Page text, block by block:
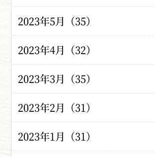
2023年5月（35）
2023年4月（32）
2023年3月（35）
2023年2月（31）
2023年1月（31）